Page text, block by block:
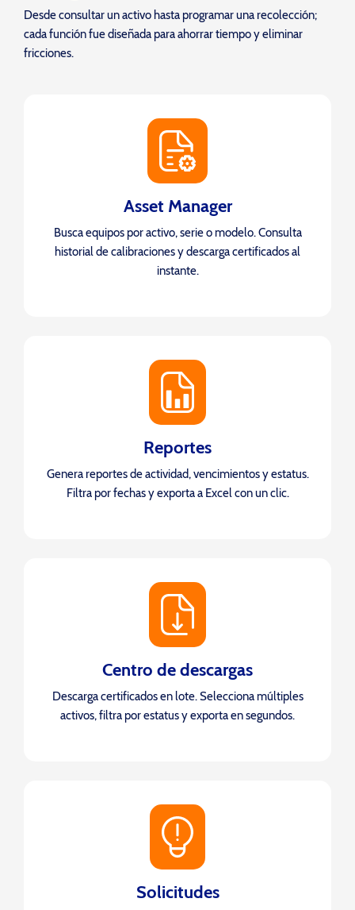
Desde consultar un activo hasta programar una recolección;
cada función fue diseñada para ahorrar tiempo y eliminar
fricciones.
Asset Manager
Busca equipos por activo, serie o modelo. Consulta
historial de calibraciones y descarga certificados al
instante.
Reportes
Genera reportes de actividad, vencimientos y estatus.
Filtra por fechas y exporta a Excel con un clic.
Centro de descargas
Descarga certificados en lote. Selecciona múltiples
activos, filtra por estatus y exporta en segundos.
Solicitudes